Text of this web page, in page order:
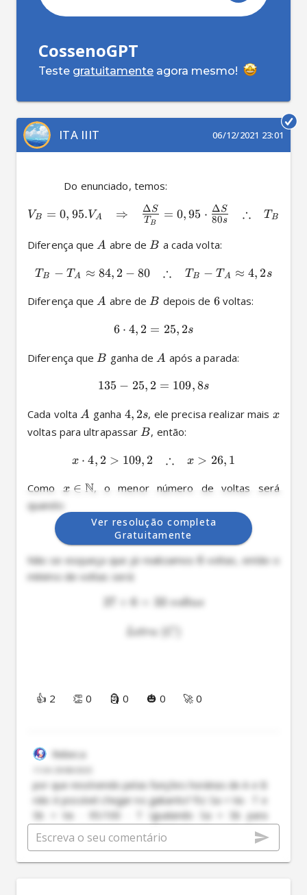
CossenoGPT
Teste gratuitamente agora mesmo!
ITA IIIT 06/12/2021 23:01
             Do enunciado, temos:
VB = 0, 95.VA ⇒ TB
ΔS = 0, 95 ⋅ 80s
ΔS ∴ T B
Diferença que A abre de B a cada volta:
TB − TA ≈ 84, 2 − 80 ∴ T B − TA ≈ 4, 2s
Diferença que A abre de B depois de 6 voltas:
6 ⋅ 4, 2 = 25, 2s
Diferença que B ganha de A após a parada:
135 − 25, 2 = 109,8s
Cada volta A ganha 4, 2s, ele precisa realizar mais x
voltas para ultrapassar B, então:
x ⋅ 4, 2 > 109, 2 ∴ x > 26, 1
Como x ∈ N, o menor número de voltas será
quando:
x = 27 voltas
Não se esqueça que já realizamos 6 voltas, então o
mínimo de voltas será:
6 33 o as
Ver resolução completa
Gratuitamente
👍 2 👏 0 🗿 0 🎃 0 🚀 0
Rebeca
por que resolvendo pelas funções horárias de A e B
não é possível chegar no gabarito? fiz: Sa = Va ∙ T e
Sb = Va ∙ 95/100 ∙ T Igualando Sa = Sb para
encontrar o tempo de encontro T = 2700s regra de
três 1 volta é igual a 80 segundos, 2700 segundos
equivale a 33,75 voltas aproximei e achei o